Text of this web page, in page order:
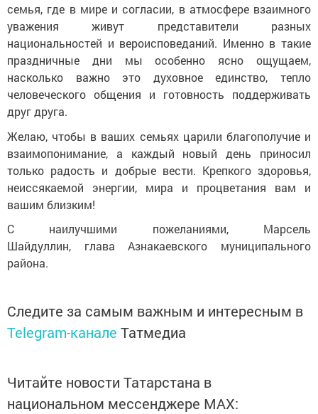
семья, где в мире и согласии, в атмосфере взаимного
уважения живут представители разных
национальностей и вероисповеданий. Именно в такие
праздничные дни мы особенно ясно ощущаем,
насколько важно это духовное единство, тепло
человеческого общения и готовность поддерживать
друг друга.
Желаю, чтобы в ваших семьях царили благополучие и
взаимопонимание, а каждый новый день приносил
только радость и добрые вести. Крепкого здоровья,
неиссякаемой энергии, мира и процветания вам и
вашим близким!
С наилучшими пожеланиями, Марсель
Шайдуллин, глава Азнакаевского муниципального
района.
Следите за самым важным и интересным в
Telegram-канале Татмедиа
Читайте новости Татарстана в
национальном мессенджере MАХ: